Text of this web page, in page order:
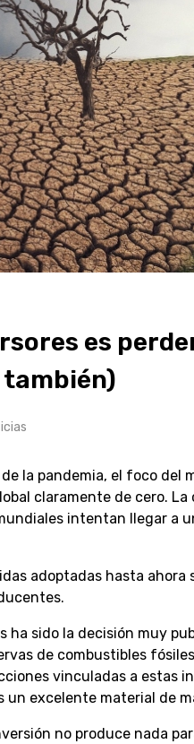
es
la pandemia, el foco
claramente de cero.
intentan llegar a
adoptadas hasta
ha sido la decisión muy
de combustibles
vinculadas a estas
un excelente material de
no produce nada